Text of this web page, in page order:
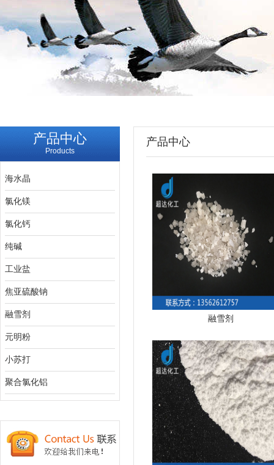
产品中心
Products
海水晶
氯化镁
氯化钙
纯碱
工业盐
焦亚硫酸钠
融雪剂
元明粉
小苏打
聚合氯化铝
产品中心
融雪剂